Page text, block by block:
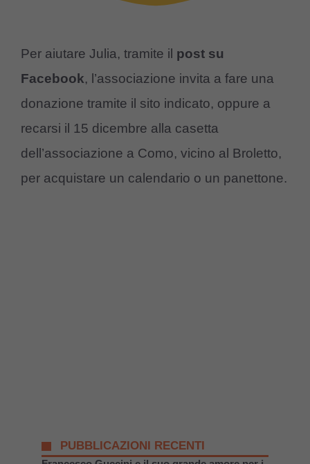
Per aiutare Julia, tramite il post su
Facebook, l’associazione invita a fare una
donazione tramite il sito indicato, oppure a
recarsi il 15 dicembre alla casetta
dell’associazione a Como, vicino al Broletto,
per acquistare un calendario o un panettone.
PUBBLICAZIONI RECENTI